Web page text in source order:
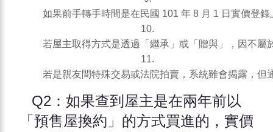
如果前手轉手時間是在民國 101 年 8 月 1 日實價登
若屋主取得方式是透過「繼承」或「贈與」，因不
若是親友間特殊交易或法院拍賣，系統雖會揭露，
Q2：如果查到屋主是在兩年前以
「預售屋換約」的方式買進的，實價